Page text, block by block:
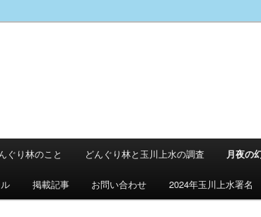
ぐり林のこと どんぐり林と玉川上水の調査 月夜の
掲載記事 お問い合わせ 2024年玉川上水署名